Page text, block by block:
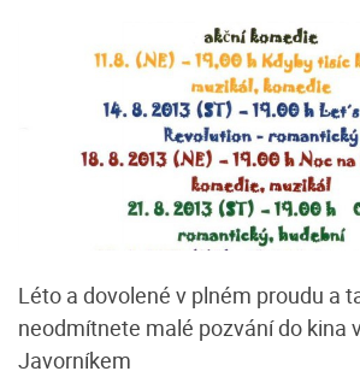
Léto a dovolené v plném proudu a
neodmítnete malé pozvání do kina
Javorníkem